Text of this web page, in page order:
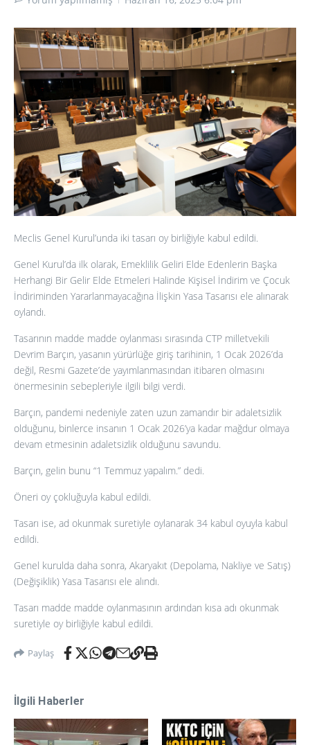
Meclis Genel Kurul’unda iki tasarı oy birliğiyle kabul edildi.
Genel Kurul’da ilk olarak, Emeklilik Geliri Elde Edenlerin Başka
Herhangi Bir Gelir Elde Etmeleri Halinde Kişisel İndirim ve Çocuk
İndiriminden Yararlanmayacağına İlişkin Yasa Tasarısı ele alınarak
oylandı.
Tasarının madde madde oylanması sırasında CTP milletvekili
Devrim Barçın, yasanın yürürlüğe giriş tarihinin, 1 Ocak 2026’da
değil, Resmi Gazete’de yayımlanmasından itibaren olmasını
önermesinin sebepleriyle ilgili bilgi verdi.
Barçın, pandemi nedeniyle zaten uzun zamandır bir adaletsizlik
olduğunu, binlerce insanın 1 Ocak 2026’ya kadar mağdur olmaya
devam etmesinin adaletsizlik olduğunu savundu.
Barçın, gelin bunu “1 Temmuz yapalım.” dedi.
Öneri oy çokluğuyla kabul edildi.
Tasarı ise, ad okunmak suretiyle oylanarak 34 kabul oyuyla kabul
edildi.
Genel kurulda daha sonra, Akaryakıt (Depolama, Nakliye ve Satış)
(Değişiklik) Yasa Tasarısı ele alındı.
Tasarı madde madde oylanmasının ardından kısa adı okunmak
suretiyle oy birliğiyle kabul edildi.
Paylaş
İlgili Haberler